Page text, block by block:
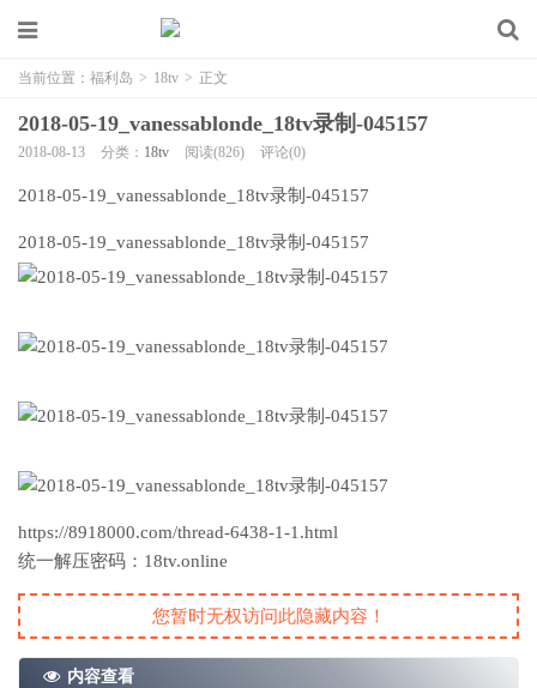
当前位置： 福利岛 > 18tv > 正文
2018-05-19_vanessablonde_18tv录制-045157
2018-08-13 分类： 18tv 阅读(826) 评论(0)
2018-05-19_vanessablonde_18tv录制-045157
2018-05-19_vanessablonde_18tv录制-045157
https://8918000.com/thread-6438-1-1.html
统一解压密码：18tv.online
您暂时无权访问此隐藏内容！
内容查看